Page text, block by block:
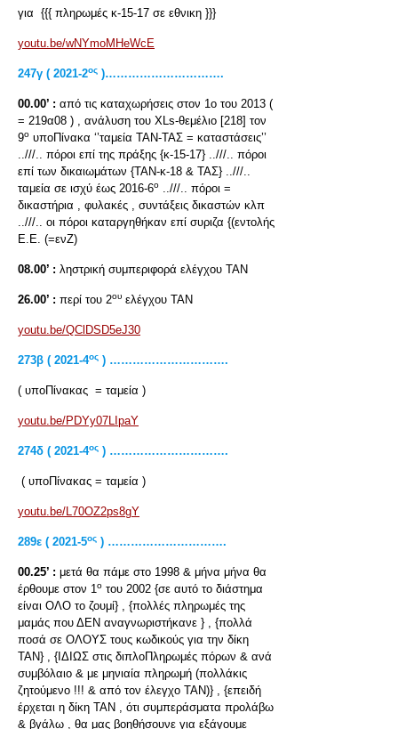
για {{{ πληρωμές κ-15-17 σε εθνικη }}}
youtu.be/wNYmoMHeWcE
247γ ( 2021-2ος )………………………….
00.00’ : από τις καταχωρήσεις στον 1ο του 2013 (
= 219α08 ) , ανάλυση του XLs-θεμέλιο [218] τον
9ο υποΠίνακα ‘’ταμεία ΤΑΝ-ΤΑΣ = καταστάσεις’’
..///.. πόροι επί της πράξης {κ-15-17} ..///.. πόροι
επί των δικαιωμάτων {ΤΑΝ-κ-18 & ΤΑΣ} ..///..
ταμεία σε ισχύ έως 2016-6ο ..///.. πόροι =
δικαστήρια , φυλακές , συντάξεις δικαστών κλπ
..///.. οι πόροι καταργηθήκαν επί συριζα {(εντολής
Ε.Ε. (=ενΖ)
08.00’ : ληστρική συμπεριφορά ελέγχου ΤΑΝ
26.00’ : περί του 2ου ελέγχου ΤΑΝ
youtu.be/QClDSD5eJ30
273β ( 2021-4ος ) ………………………….
( υποΠίνακας = ταμεία )
youtu.be/PDYy07LIpaY
274δ ( 2021-4ος ) ………………………….
( υποΠίνακας = ταμεία )
youtu.be/L70OZ2ps8gY
289ε ( 2021-5ος ) ………………………….
00.25’ : μετά θα πάμε στο 1998 & μήνα μήνα θα
έρθουμε στον 1ο του 2002 {σε αυτό το διάστημα
είναι ΟΛΟ το ζουμί} , {πολλές πληρωμές της
μαμάς που ΔΕΝ αναγνωριστήκανε } , {πολλά
ποσά σε ΟΛΟΥΣ τους κωδικούς για την δίκη
ΤΑΝ} , {ΙΔΙΩΣ στις διπλοΠληρωμές πόρων & ανά
συμβόλαιο & με μηνιαία πληρωμή (πολλάκις
ζητούμενο !!! & από τον έλεγχο ΤΑΝ)} , {επειδή
έρχεται η δίκη ΤΑΝ , ότι συμπεράσματα προλάβω
& βγάλω , θα μας βοηθήσουνε για εξάγουμε